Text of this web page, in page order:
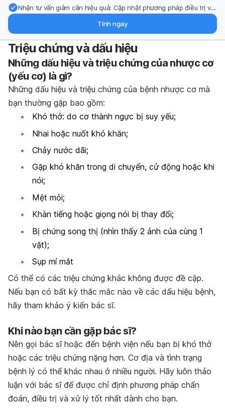
Nhận tư vấn giảm cân hiệu quả: Cập nhật phương pháp điều trị và
Tính ngay
Triệu chứng và dấu hiệu
Những dấu hiệu vàtriệu chứng của nhược cơ
(yếu cơ) là gì?
Những dấu hiệu và triệu chứng của bệnh nhược cơ mà
bạn thường gặp bao gồm:
Khó thở: do cơ thành ngực bị suy yếu;
Nhai hoặc nuốt khó khăn;
Chảy nước dãi;
Gặp khó khăn trong di chuyển, cử động hoặc khi
nói;
Mệt mỏi;
Khàn tiếng hoặc giọng nói bị thay đổi;
Bị chứng song thị (nhìn thấy 2 ảnh của cùng 1
vật);
Sụp mí mắt
Có thể có các triệu chứng khác không được đề cập.
Nếu bạn có bất kỳ thắc mắc nào về các dấu hiệu bệnh,
hãy tham khảo ý kiến bác sĩ.
Khi nào bạn cần gặp bác sĩ?
Nên gọi bác sĩ hoặc đến bệnh viện nếu bạn bị khó thở
hoặc các triệu chứng nặng hơn. Cơ địa và tình trạng
bệnh lý có thể khác nhau ở nhiều người. Hãy luôn thảo
luận với bác sĩ để được chỉ định phương pháp chẩn
đoán, điều trị và xử lý tốt nhất dành cho bạn.